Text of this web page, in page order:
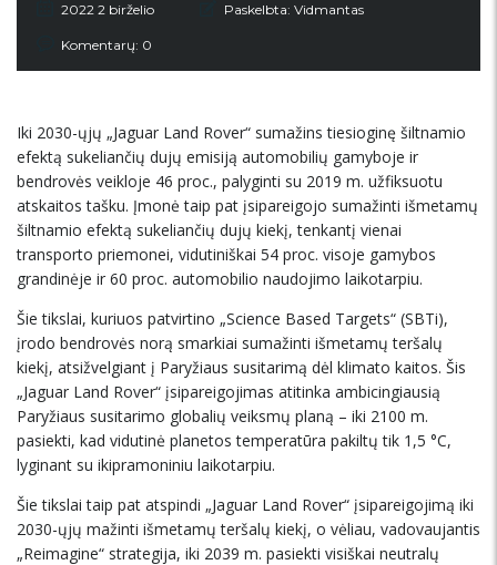
2022 2 birželio Paskelbta: Vidmantas
Komentarų: 0
Iki 2030-ųjų „Jaguar Land Rover“ sumažins tiesioginę šiltnamio
efektą sukeliančių dujų emisiją automobilių gamyboje ir
bendrovės veikloje 46 proc., palyginti su 2019 m. užfiksuotu
atskaitos tašku. Įmonė taip pat įsipareigojo sumažinti išmetamų
šiltnamio efektą sukeliančių dujų kiekį, tenkantį vienai
transporto priemonei, vidutiniškai 54 proc. visoje gamybos
grandinėje ir 60 proc. automobilio naudojimo laikotarpiu.
Šie tikslai, kuriuos patvirtino „Science Based Targets“ (SBTi),
įrodo bendrovės norą smarkiai sumažinti išmetamų teršalų
kiekį, atsižvelgiant į Paryžiaus susitarimą dėl klimato kaitos. Šis
„Jaguar Land Rover“ įsipareigojimas atitinka ambicingiausią
Paryžiaus susitarimo globalių veiksmų planą – iki 2100 m.
pasiekti, kad vidutinė planetos temperatūra pakiltų tik 1,5 °C,
lyginant su ikipramoniniu laikotarpiu.
Šie tikslai taip pat atspindi „Jaguar Land Rover“ įsipareigojimą iki
2030-ųjų mažinti išmetamų teršalų kiekį, o vėliau, vadovaujantis
„Reimagine“ strategija, iki 2039 m. pasiekti visiškai neutralų